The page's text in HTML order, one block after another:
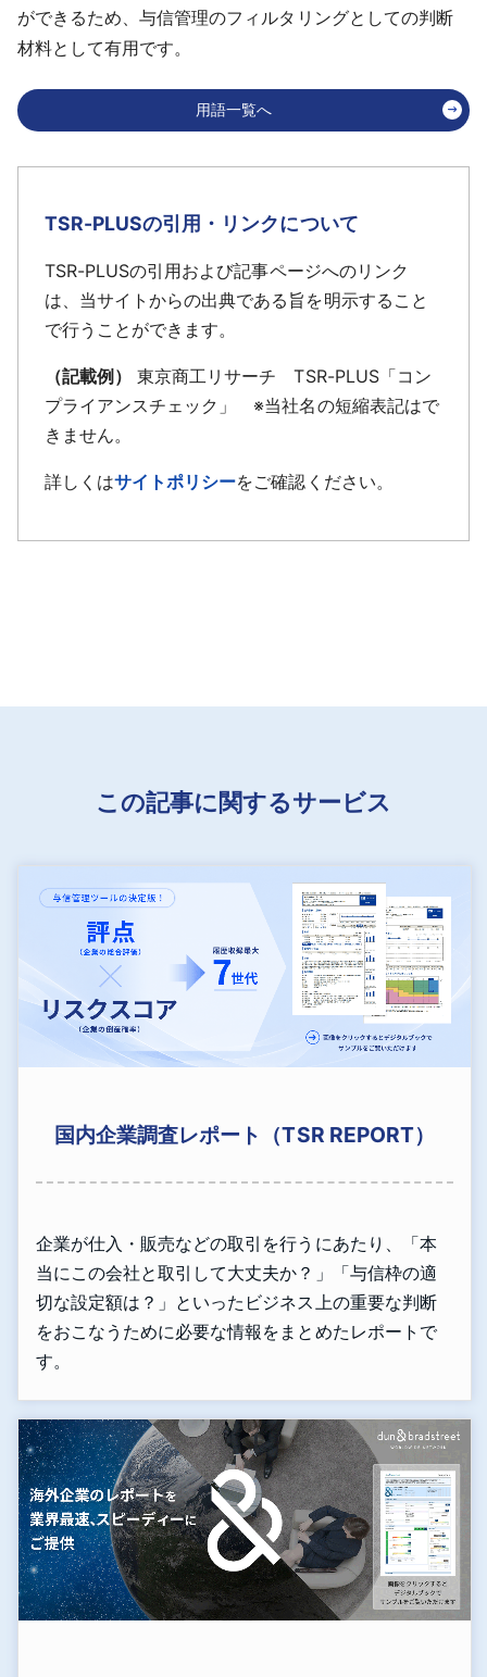
ができるため、与信管理のフィルタリングとしての判断
材料として有用です。
用語一覧へ
TSR-PLUSの引用・リンクについて
TSR-PLUSの引用および記事ページへのリンク
は、当サイトからの出典である旨を明示すること
で行うことができます。
（記載例）
東京商工リサーチ TSR-PLUS「コン
プライアンスチェック」 ※当社名の短縮表記はで
きません。
詳しくはサイトポリシーをご確認ください。
この記事に関するサービス
国内企業調査レポート（TSR REPORT）
企業が仕入・販売などの取引を行うにあたり、「本
当にこの会社と取引して大丈夫か？」「与信枠の適
切な設定額は？」といったビジネス上の重要な判断
をおこなうために必要な情報をまとめたレポートで
す。